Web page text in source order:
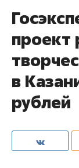
проект
в
рублей